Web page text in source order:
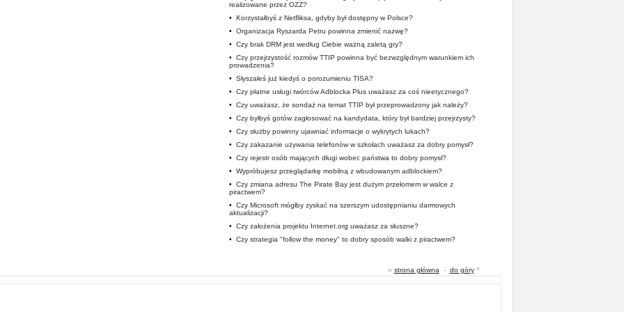
realizowane przez OZZ?
• Korzystałbyś z Netfliksa, gdyby był dostępny w Polsce?
• Organizacja Ryszarda Petru powinna zmienić nazwę?
• Czy brak DRM jest według Ciebie ważną zaletą gry?
• Czy przejrzystość rozmów TTIP powinna być bezwzględnym warunkiem ich
prowadzenia?
• Słyszałeś już kiedyś o porozumieniu TISA?
• Czy płatne usługi twórców Adblocka Plus uważasz za coś nieetycznego?
• Czy uważasz, że sondaż na temat TTIP był przeprowadzony jak należy?
• Czy byłbyś gotów zagłosować na kandydata, który był bardziej przejrzysty?
• Czy służby powinny ujawniać informacje o wykrytych lukach?
• Czy zakazanie używania telefonów w szkołach uważasz za dobry pomysł?
• Czy rejestr osób mających długi wobec państwa to dobry pomysł?
• Wypróbujesz przeglądarkę mobilną z wbudowanym adblockiem?
• Czy zmiana adresu The Pirate Bay jest dużym przełomem w walce z
piractwem?
• Czy Microsoft mógłby zyskać na szerszym udostępnianiu darmowych
aktualizacji?
• Czy założenia projektu Internet.org uważasz za słuszne?
• Czy strategia "follow the money" to dobry sposób walki z piractwem?
« strona główna - do góry^